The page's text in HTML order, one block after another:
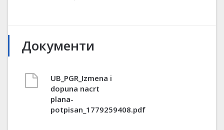
Документи
UB_PGR_Izmena i
dopuna nacrt
plana-
potpisan_1779259408.pdf